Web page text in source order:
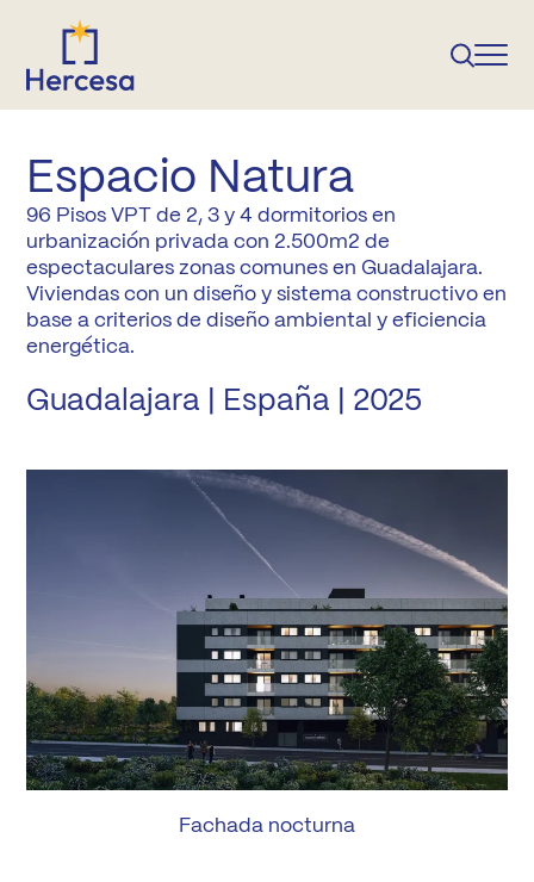
Espacio Natura
96 Pisos VPT de 2, 3 y 4 dormitorios en
urbanización privada con 2.500m2 de
espectaculares zonas comunes en Guadalajara.
Viviendas con un diseño y sistema constructivo en
base a criterios de diseño ambiental y eficiencia
energética.
Guadalajara | España | 2025
Fachada nocturna